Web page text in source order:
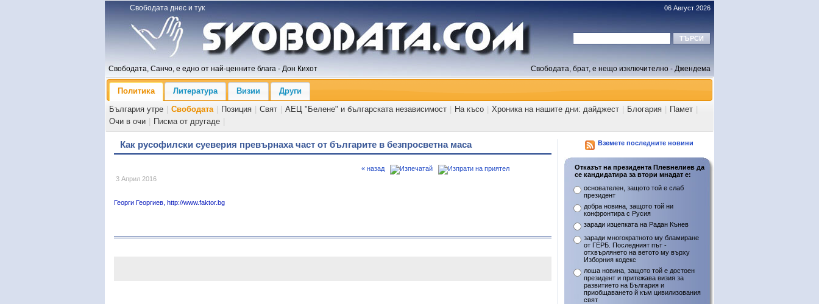
Свободата днес и тук 06 Август 2026
Свободата, Санчо, е едно от най-ценните блага - Дон Кихот Свободата, брат, е нещо изключително - Джендема
Политика Литература Визии
Други
България утре
Свободата Позиция Свят АЕЦ "Белене" и българската независимост На късо Хроника на нашите дни: дайджест Блогария Памет
Очи в очи
Писма от другаде
Как русофилски суеверия превърнаха част от българите в безпросветна маса
3 Април 2016
« назад
Георги Георгиев, http://www.faktor.bg
Вземете последните новини
Отказът на президента Плевнелиев да
се кандидатира за втори мнадат е:
основателен, защото той е слаб
президент
добра новина, защото той ни
конфронтира с Русия
заради изцепката на Радан Кънев
заради многократното му бламиране
от ГЕРБ. Последният път -
отхвърлянето на ветото му върху
Изборния кодекс
лоша новина, защото той е достоен
президент и притежава визия за
развитието на България и
приобщаването й към цивилизования
свят